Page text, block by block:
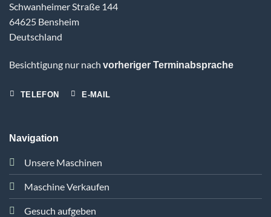
Schwanheimer Straße 144
64625 Bensheim
Deutschland
Besichtigung nur nach vorheriger Terminabsprache
TELEFON E-MAIL
Navigation
Unsere Maschinen
Maschine Verkaufen
Gesuch aufgeben